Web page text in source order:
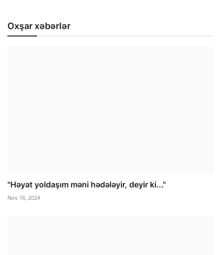
Oxşar xəbərlər
"Həyat yoldaşım məni hədələyir, deyir ki..."
Nov 16, 2024